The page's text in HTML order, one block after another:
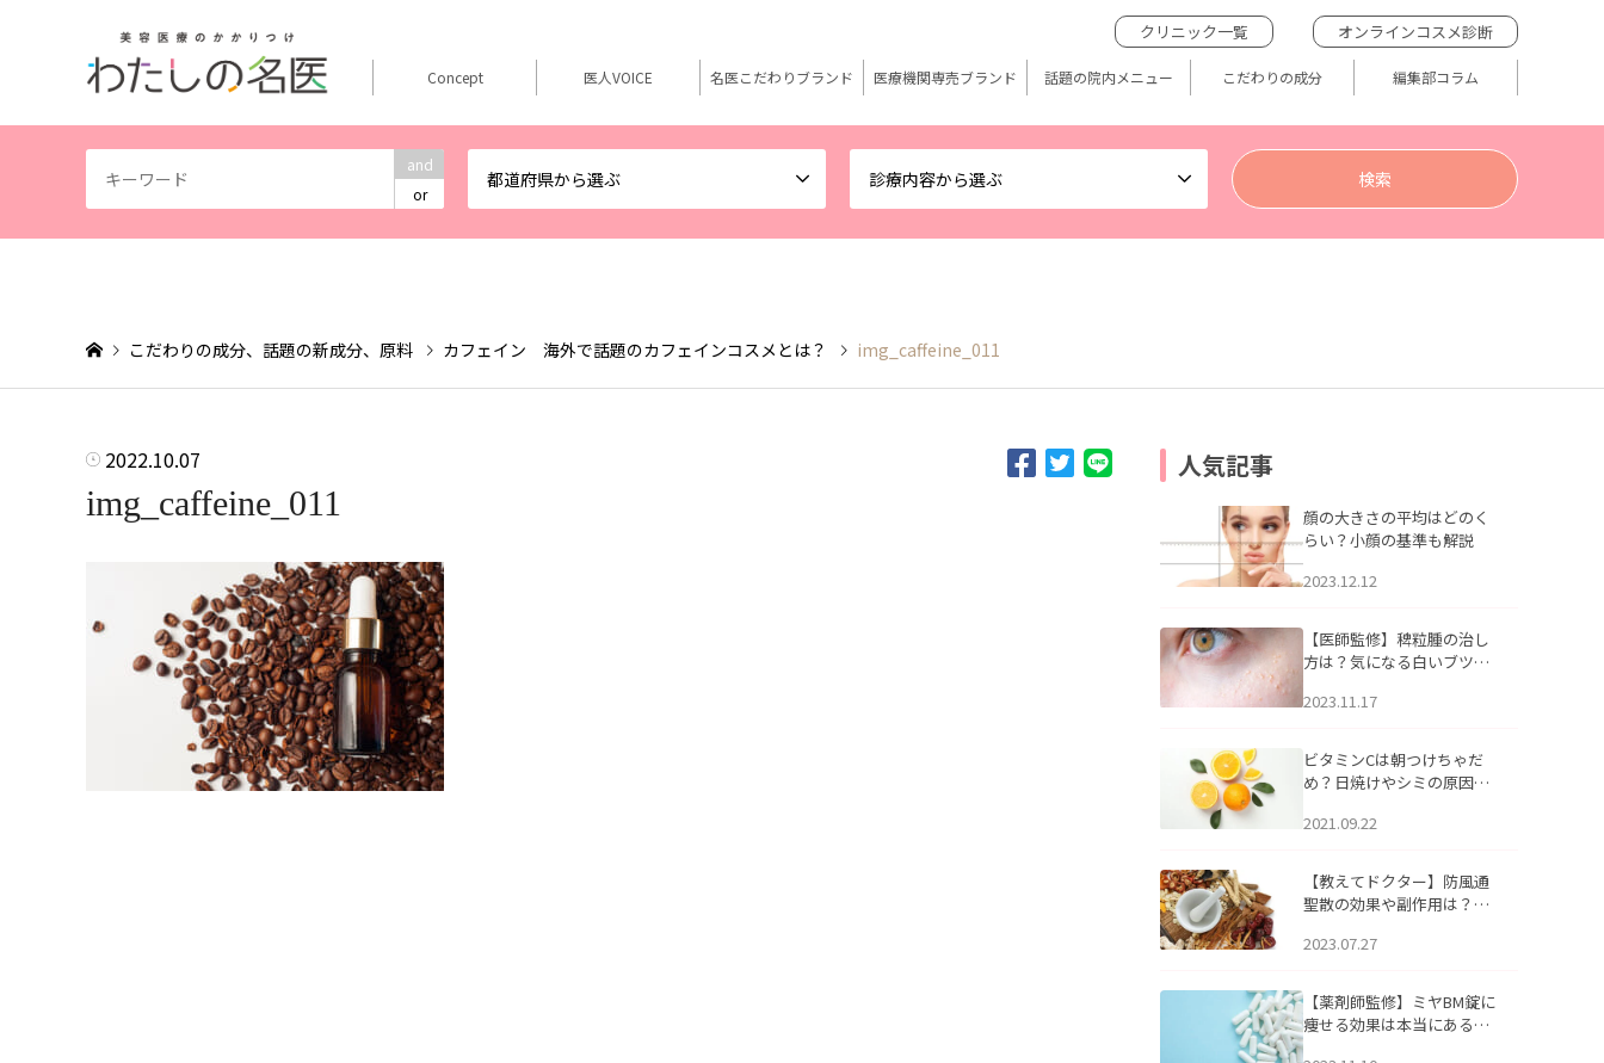
and
or
都道府県から選ぶ 診療内容から選ぶ
クリニック一覧 オンラインコスメ診断
Concept 医人VOICE 名医こだわりブランド 医療機関専売ブランド 話題の院内メニュー こだわりの成分 編集部コラム
こだわりの成分、話題の新成分、原料 カフェイン 海外で話題のカフェインコスメとは？ img_caffeine_011
2022.10.07
img_caffeine_011
人気記事
顔の大きさの平均はどのく
らい？小顔の基準も解説
2023.12.12
【医師監修】稗粒腫の治し
方は？気になる白いブツブ
アについて
2023.11.17
ビタミンCは朝つけちゃだ
め？日焼けやシミの原因に
2021.09.22
【教えてドクター】防風通
聖散の効果や副作用は？長
2023.07.27
【薬剤師監修】ミヤBM錠に
痩せる効果は本当にある